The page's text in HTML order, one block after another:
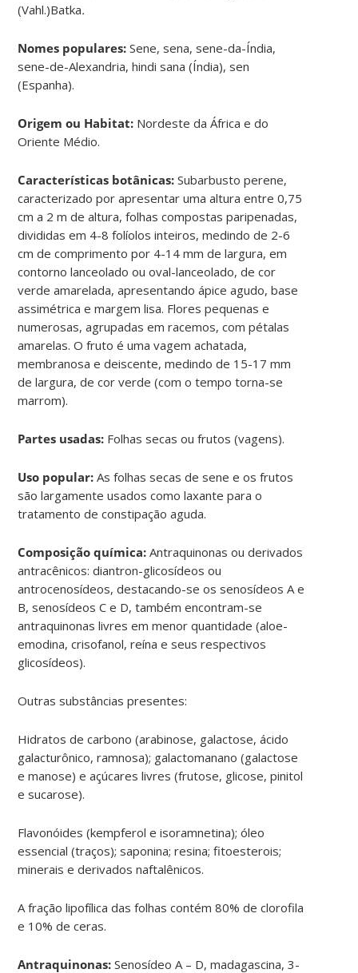
(Vahl.)Batka.
Nomes populares:Sene, sena, sene-da-Índia,
sene-de-Alexandria, hindi sana (Índia), sen
(Espanha).
Origem ou Habitat: Nordeste da África e do
Oriente Médio.
Características botânicas:Subarbusto perene,
caracterizado por apresentar uma altura entre 0,75
cm a 2 m de altura, folhas compostas paripenadas,
divididas em 4-8 folíolos inteiros, medindo de 2-6
cm de comprimento por 4-14 mm de largura, em
contorno lanceolado ou oval-lanceolado, de cor
verde amarelada, apresentando ápice agudo, base
assimétrica e margem lisa. Flores pequenas e
numerosas, agrupadas em racemos, com pétalas
amarelas. O fruto é uma vagem achatada,
membranosa e deiscente, medindo de 15-17 mm
de largura, de cor verde (com o tempo torna-se
marrom).
Partes usadas: Folhas secas ou frutos (vagens).
Uso popular:As folhas secas de sene e os frutos
são largamente usados como laxante para o
tratamento de constipação aguda.
Composição química:Antraquinonas ou derivados
antracênicos: diantron-glicosídeos ou
antrocenosídeos, destacando-se os senosídeos A e
B, senosídeos C e D, também encontram-se
antraquinonas livres em menor quantidade (aloe-
emodina, crisofanol, reína e seus respectivos
glicosídeos).
Outras substâncias presentes:
Hidratos de carbono (arabinose, galactose, ácido
galacturônico, ramnosa); galactomanano (galactose
e manose) e açúcares livres (frutose, glicose, pinitol
e sucarose).
Flavonóides (kempferol e isoramnetina); óleo
essencial (traços); saponina; resina; fitoesterois;
minerais e derivados naftalênicos.
A fração lipofílica das folhas contém 80% de clorofila
e 10% de ceras.
Antraquinonas:Senosídeo A – D, madagascina, 3-